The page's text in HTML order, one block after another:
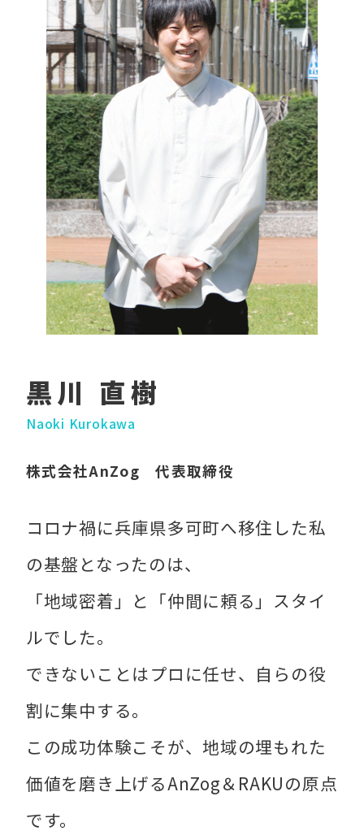
黒川 直樹
Naoki Kurokawa
株式会社AnZog 代表取締役
コロナ禍に兵庫県多可町へ移住した私
の基盤となったのは、
「地域密着」と「仲間に頼る」スタイ
ルでした。
できないことはプロに任せ、自らの役
割に集中する。
この成功体験こそが、地域の埋もれた
価値を磨き上げるAnZog＆RAKUの原点
です。